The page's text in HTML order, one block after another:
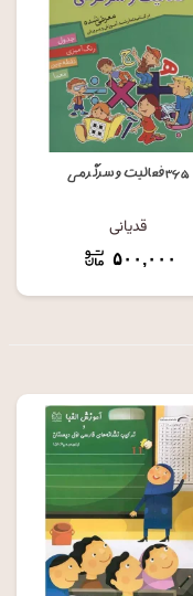
۳۶۵ فعالیت و سرگرمی
قدیانی
۵۰۰,۰۰۰